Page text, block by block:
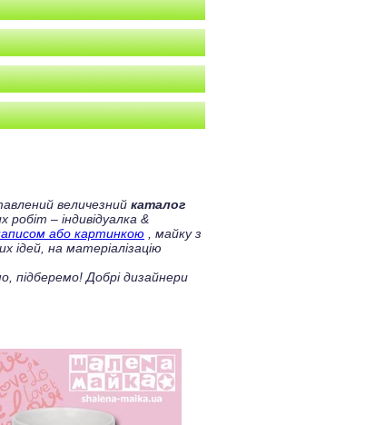
величезний каталог
робіт – індивідуалка &
або картинкою , майку з
ідей, на матеріалізацію
підберемо! Добрі дизайнери